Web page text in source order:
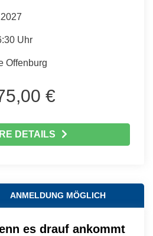
Uhr
Offenburg
€
DETAILS
ANMELDUNG MÖGLICH
es drauf ankommt